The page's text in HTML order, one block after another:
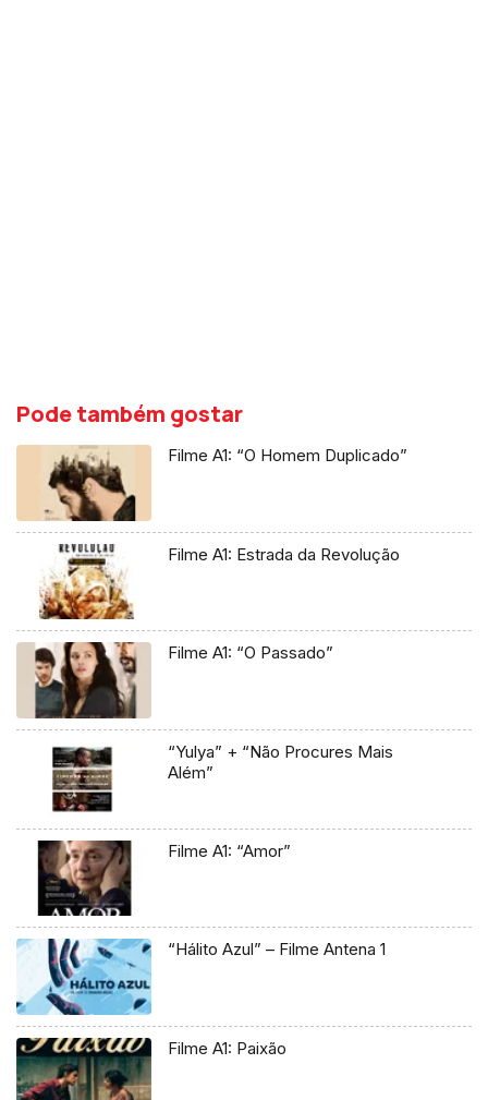
Pode também gostar
Filme A1: “O Homem Duplicado”
Filme A1: Estrada da Revolução
Filme A1: “O Passado”
“Yulya” + “Não Procures Mais
Além”
Filme A1: “Amor”
“Hálito Azul” – Filme Antena 1
Filme A1: Paixão